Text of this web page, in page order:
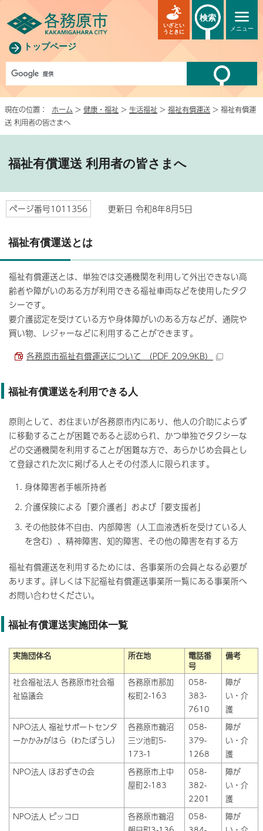
トップページ
メニュー
いざとい
うときに
検索
現在の位置： ホーム > 健康・福祉 > 生活福祉 > 福祉有償運送 > 福祉有償運
送 利用者の皆さまへ
福祉有償運送 利用者の皆さまへ
ページ番号1011356 更新日 令和8年8月5日
福祉有償運送とは
福祉有償運送とは、単独では交通機関を利用して外出できない高
齢者や障がいのある方が利用できる福祉車両などを使用したタク
シーです。
要介護認定を受けている方や身体障がいのある方などが、通院や
買い物、レジャーなどに利用することができます。
各務原市福祉有償運送について （PDF 209.9KB）
福祉有償運送を利用できる人
原則として、お住まいが各務原市内にあり、他人の介助によらず
に移動することが困難であると認められ、かつ単独でタクシーな
どの交通機関を利用することが困難な方で、あらかじめ会員とし
て登録された次に掲げる人とその付添人に限られます。
身体障害者手帳所持者
介護保険による「要介護者」および「要支援者」
その他肢体不自由、内部障害（人工血液透析を受けている人
を含む）、精神障害、知的障害、その他の障害を有する方
福祉有償運送を利用するためには、各事業所の会員となる必要が
あります。詳しくは下記福祉有償運送事業所一覧にある事業所へ
お問い合わせください。
福祉有償運送実施団体一覧
実施団体名 所在地
電話番
号
備考
社会福祉法人 各務原市社会福
祉協議会
各務原市那加
桜町2-163
058-
383-
7610
障が
い・介
護
NPO法人 福祉サポートセンタ
ーかかみがはら（わたぼうし）
各務原市鵜沼
三ツ池町5-
173-1
058-
379-
1268
障が
い・介
護
NPO法人 ほおずきの会
各務原市上中
屋町2-183
058-
382-
2201
障が
い・介
護
NPO法人 ピッコロ
各務原市鵜沼
058-
障が